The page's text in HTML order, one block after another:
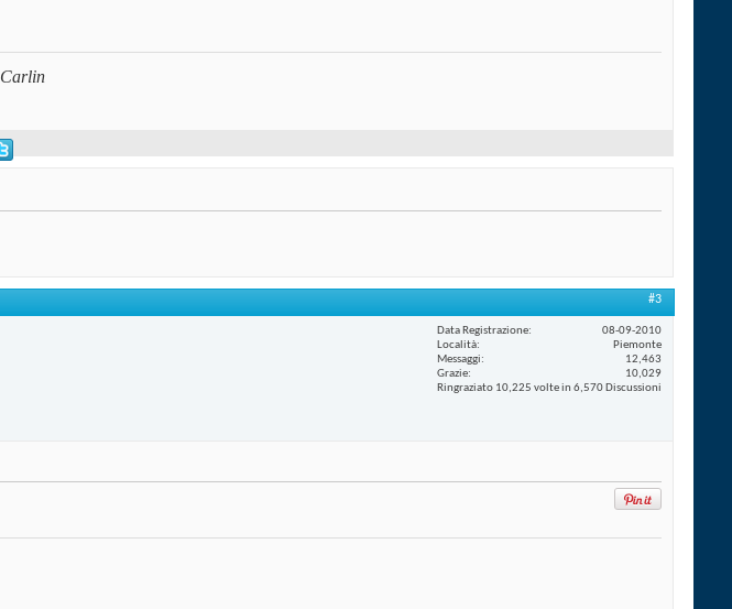
#3
Data Registrazione
08-09-2010
Località
Piemonte
Messaggi
12,463
Grazie
10,029
Ringraziato 10,225 volte in 6,570 Discussioni